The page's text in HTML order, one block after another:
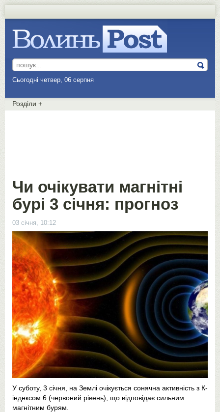
Сьогодні четвер, 06 серпня
Розділи +
Чи очікувати магнітні
бурі 3 січня: прогноз
03 січня, 10:12
У суботу, 3 січня, на Землі очікується сонячна активність з К-
індексом 6 (червоний рівень), що відповідає сильним
магнітним бурям.